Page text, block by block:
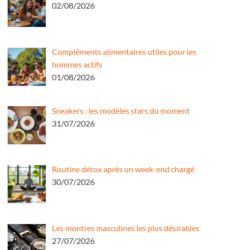
02/08/2026
Compléments alimentaires utiles pour les
hommes actifs
01/08/2026
Sneakers : les modèles stars du moment
31/07/2026
Routine détox après un week-end chargé
30/07/2026
Les montres masculines les plus désirables
27/07/2026